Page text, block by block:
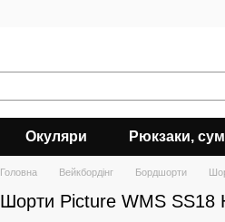
Окуляри Рюкзаки,
Головна Вейкбордінг Бордшорти
Шорти Picture WMS SS18